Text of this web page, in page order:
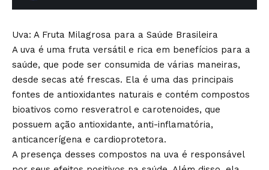
Uva: A Fruta Milagrosa para a Saúde Brasileira
A uva é uma fruta versátil e rica em benefícios para a
saúde, que pode ser consumida de várias maneiras,
desde secas até frescas. Ela é uma das principais
fontes de antioxidantes naturais e contém compostos
bioativos como resveratrol e carotenoides, que
possuem ação antioxidante, anti-inflamatória,
anticancerígena e cardioprotetora.
A presença desses compostos na uva é responsável